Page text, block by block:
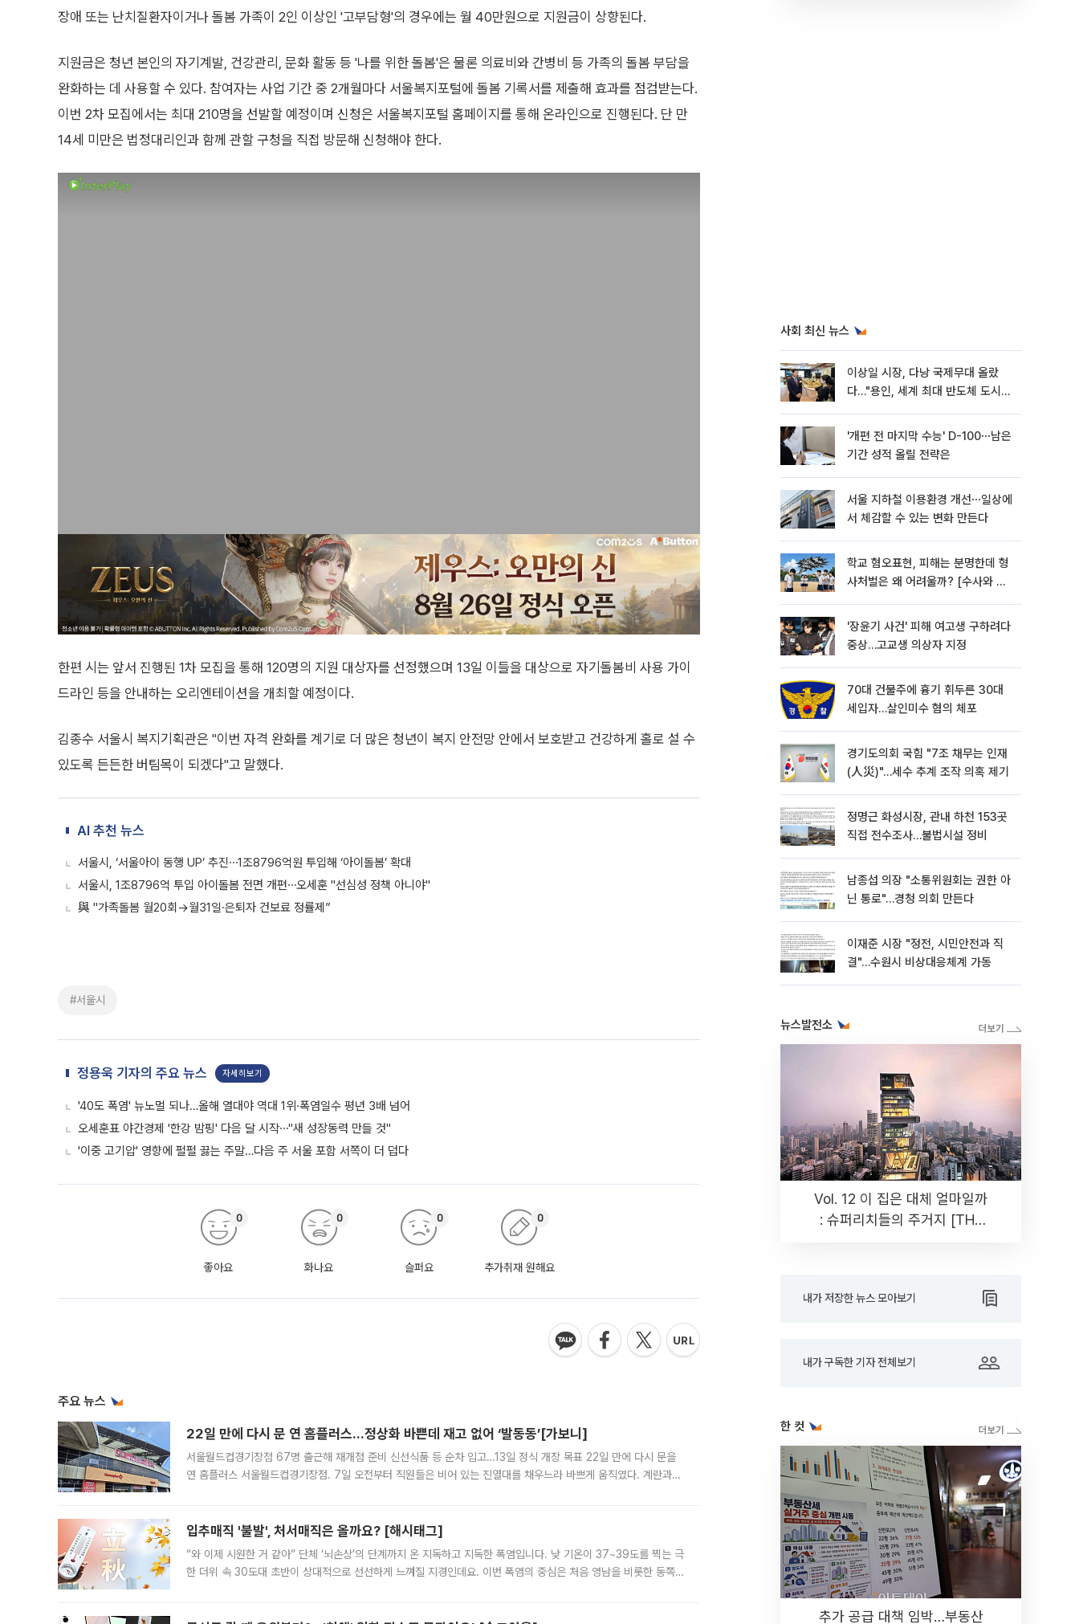
장애 또는 난치질환자이거나 돌봄 가족이 2인 이상인 '고부담형'의 경우에는 월 40만원으로 지원금이 상향된다.
지원금은 청년 본인의 자기계발, 건강관리, 문화 활동 등 '나를 위한 돌봄'은 물론 의료비와 간병비 등 가족의 돌봄 부담을
완화하는 데 사용할 수 있다. 참여자는 사업 기간 중 2개월마다 서울복지포털에 돌봄 기록서를 제출해 효과를 점검받는다.
이번 2차 모집에서는 최대 210명을 선발할 예정이며 신청은 서울복지포털 홈페이지를 통해 온라인으로 진행된다. 단 만
14세 미만은 법정대리인과 함께 관할 구청을 직접 방문해 신청해야 한다.
한편 시는 앞서 진행된 1차 모집을 통해 120명의 지원 대상자를 선정했으며 13일 이들을 대상으로 자기돌봄비 사용 가이
드라인 등을 안내하는 오리엔테이션을 개최할 예정이다.
김종수 서울시 복지기획관은 "이번 자격 완화를 계기로 더 많은 청년이 복지 안전망 안에서 보호받고 건강하게 홀로 설 수
있도록 든든한 버팀목이 되겠다"고 말했다.
AI 추천 뉴스
서울시, ‘서울아이 동행 UP’ 추진⋯1조8796억원 투입해 ‘아이돌봄’ 확대
서울시, 1조8796억 투입 아이돌봄 전면 개편⋯오세훈 "선심성 정책 아니야"
與 "가족돌봄 월20회→월31일·은퇴자 건보료 정률제”
#서울시
정용욱 기자의 주요 뉴스 자세히보기
'40도 폭염' 뉴노멀 되나…올해 열대야 역대 1위·폭염일수 평년 3배 넘어
오세훈표 야간경제 '한강 밤핑' 다음 달 시작⋯"새 성장동력 만들 것"
'이중 고기압' 영향에 펄펄 끓는 주말…다음 주 서울 포함 서쪽이 더 덥다
좋아요
0
화나요
0
슬퍼요
0
추가취재 원해요
0
주요 뉴스
22일 만에 다시 문 연 홈플러스…정상화 바쁜데 재고 없어 ‘발동동’[가보니]
서울월드컵경기장점 67명 출근해 재개점 준비 신선식품 등 순차 입고…13일 정식 개장 목표 22일 만에 다시 문을
연 홈플러스 서울월드컵경기장점. 7일 오전부터 직원들은 비어 있는 진열대를 채우느라 바쁘게 움직였다. 계란과
입추매직 '불발', 처서매직은 올까요? [해시태그]
“와 이제 시원한 거 같아” 단체 ‘뇌손상’의 단계까지 온 지독하고 지독한 폭염입니다. 낮 기온이 37~39도를 찍는 극
한 더위 속 30도대 초반이 상대적으로 선선하게 느껴질 지경인데요. 이번 폭염의 중심은 처음 영남을 비롯한 동쪽
사회 최신 뉴스
이상일 시장, 다낭 국제무대 올랐
다…"용인, 세계 최대 반도체 도시
'개편 전 마지막 수능' D-100⋯남은
기간 성적 올릴 전략은
서울 지하철 이용환경 개선⋯일상에
서 체감할 수 있는 변화 만든다
학교 혐오표현, 피해는 분명한데 형
사처벌은 왜 어려울까? [수사와 재
'장윤기 사건' 피해 여고생 구하려다
중상…고교생 의상자 지정
70대 건물주에 흉기 휘두른 30대
세입자…살인미수 혐의 체포
경기도의회 국힘 "7조 채무는 인재
(人災)"…세수 추계 조작 의혹 제기
정명근 화성시장, 관내 하천 153곳
직접 전수조사…불법시설 정비
남종섭 의장 "소통위원회는 권한 아
닌 통로"…경청 의회 만든다
이재준 시장 "정전, 시민안전과 직
결"…수원시 비상대응체계 가동
뉴스발전소
Vol. 12 이 집은 대체 얼마일까
: 슈퍼리치들의 주거지 [THE
내가 저장한 뉴스 모아보기
내가 구독한 기자 전체보기
한 컷
추가 공급 대책 임박…부동산